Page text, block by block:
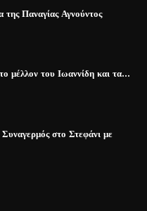
Παναγίας Αγνούντος
μέλλον του Ιωαννίδη και τα…
στο Στεφάνι με